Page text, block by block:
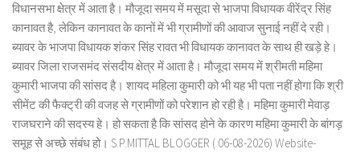
विधानसभा क्षेत्र में आता है। मौजूदा समय में मसूदा से भाजपा विधायक वीरेंद्र सिंह
कानावत है, लेकिन कानावत के कानों में भी ग्रामीणों की आवाज सुनाई नहीं दे रही।
ब्यावर के भाजपा विधायक शंकर सिंह रावत भी विधायक कानावत के साथ ही खड़े हे।
ब्यावर जिला राजसमंद संसदीय क्षेत्र में आता है। मौजूदा समय में श्रीमती महिमा
कुमारी भाजपा की सांसद है। शायद महिला कुमारी को भी यह भी पता नहीं होगा कि श्री
सीमेंट की फैक्ट्री की वजह से ग्रामीणों को परेशान हो रही है। महिमा कुमारी मेवाड़
राजघराने की सदस्य हे। हो सकता है कि सांसद होने के कारण महिमा कुमारी के बांगड़
समूह से अच्छे संबंध हो। S.P.MITTAL BLOGGER ( 06-08-2026) Website-